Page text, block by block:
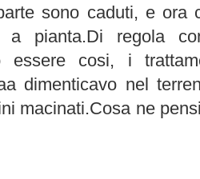
sono caduti, e
a pianta.Di regola
essere cosi, i
dimenticavo nel
macinati.Cosa ne